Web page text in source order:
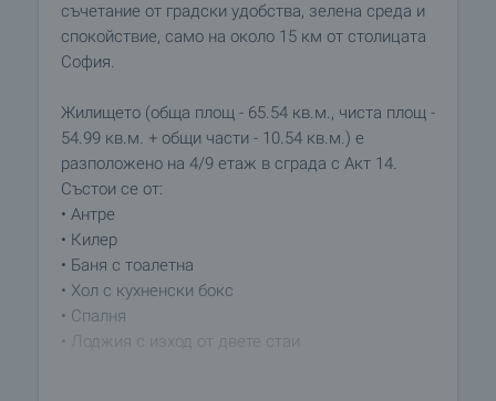
съчетание от градски удобства, зелена среда и
спокойствие, само на около 15 км от столицата
София.
Жилището (обща площ - 65.54 кв.м., чиста площ -
54.99 кв.м. + общи части - 10.54 кв.м.) е
разположено на 4/9 етаж в сграда с Акт 14.
Състои се от:
• Антре
• Килер
• Баня с тоалетна
• Хол с кухненски бокс
• Спалня
• Лоджия с изход от двете стаи